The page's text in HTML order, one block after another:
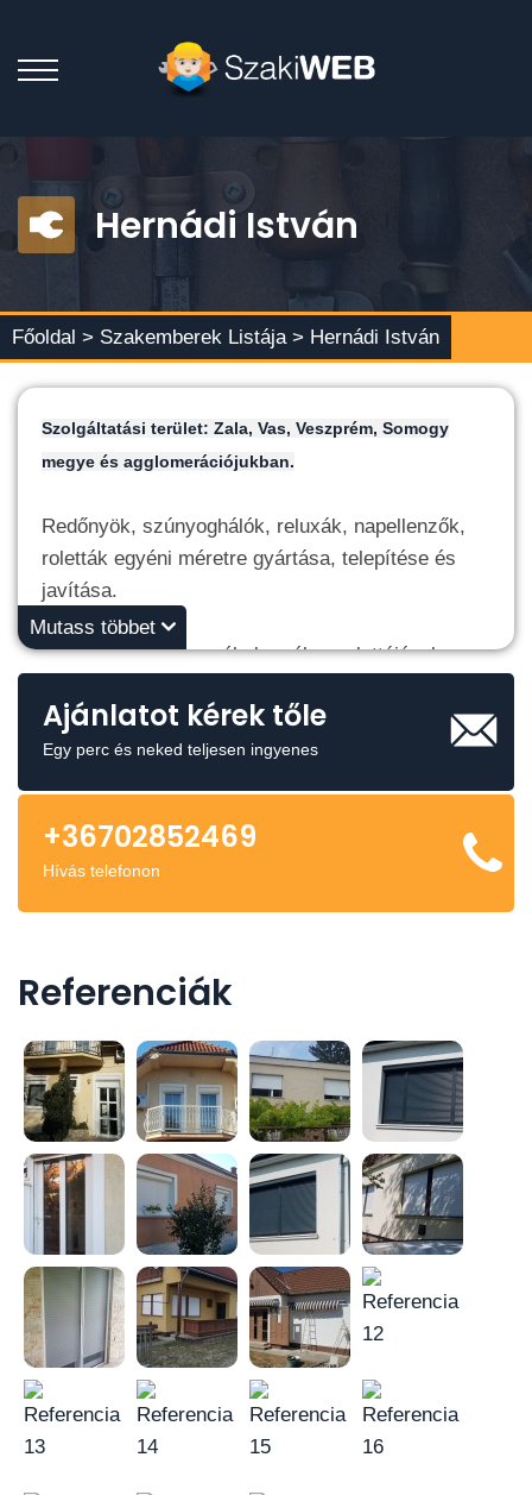
Hernádi István
Főoldal > Szakemberek Listája > Hernádi István
Szolgáltatási terület: Zala, Vas, Veszprém, Somogy
megye és agglomerációjukban.
Redőnyök, szúnyoghálók, reluxák, napellenzők,
roletták egyéni méretre gyártása, telepítése és
javítása.
Hazai gyártású termékek széles palettájával
Nyílászáró beállítás és redőnyjavítás is.
galériámban elérhető.
Kérdés esetén keressenek bátran bizalommal
Kiszállási körzet:
Zala, Vas, Somogy, és Veszprém megye területén
belül és ezek agglomerációjában.
Mutass többet
Ajánlatot kérek tőle
Egy perc és neked teljesen ingyenes
+36702852469
Hívás telefonon
Referenciák